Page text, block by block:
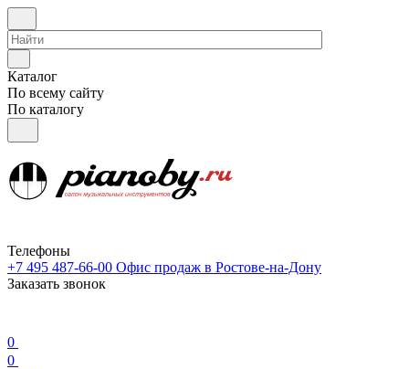
Каталог
По всему сайту
По каталогу
Телефоны
+7 495 487-66-00 Офис продаж в Ростове-на-Дону
Заказать звонок
0
0